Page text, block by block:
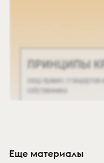
Еще материалы